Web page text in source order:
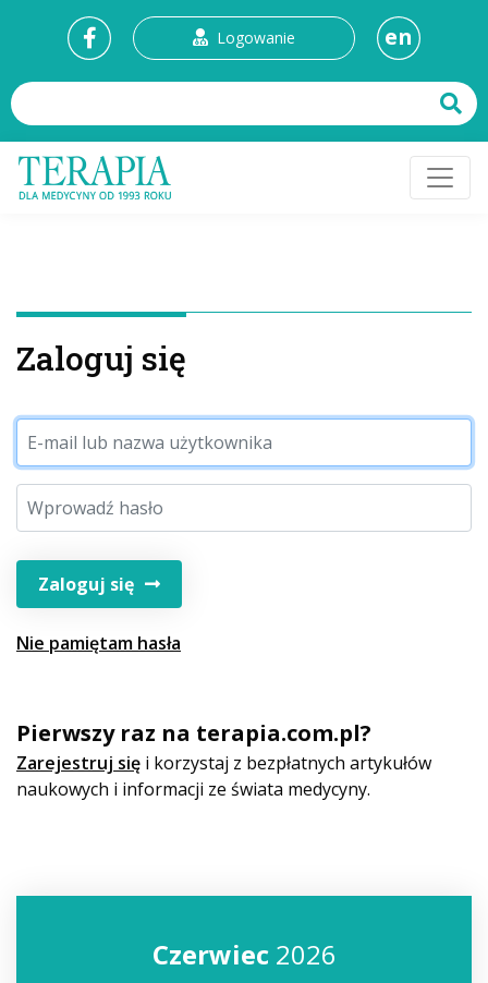
Logowanie en
Zaloguj się
Zaloguj się
Nie pamiętam hasła
Pierwszy raz na terapia.com.pl?
Zarejestruj się i korzystaj z bezpłatnych artykułów
naukowych i informacji ze świata medycyny.
Czerwiec2026